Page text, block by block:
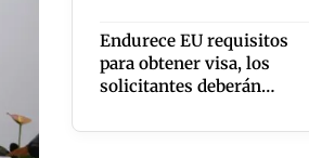
Edmundo González
Endurece EU requisitos
para obtener visa, los
solicitantes deberán
público sus redes sociales